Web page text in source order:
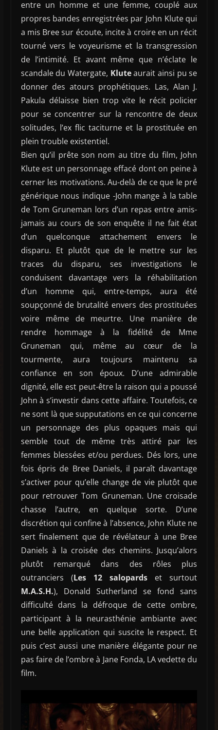
entre un homme et une femme, couplé aux
propres bandes enregistrées par John Klute qui
a mis Bree sur écoute, incite à croire en un récit
tourné vers le voyeurisme et la transgression
de l’intimité. Et avant même que n’éclate le
scandale du Watergate, Kluteaurait ainsi pu se
donner des atours prophétiques. Las, Alan J.
Pakula délaisse bien trop vite le récit policier
pour se concentrer sur la rencontre de deux
solitudes, l’ex flic taciturne et la prostituée en
plein trouble existentiel.
Bien qu’il prête son nom au titre du film, John
Klute est un personnage effacé dont on peine à
cerner les motivations. Au-delà de ce que le pré
générique nous indique -John mange à la table
de Tom Gruneman lors d’un repas entre amis-
jamais au cours de son enquête il ne fait état
d’un quelconque attachement envers le
disparu. Et plutôt que de le mettre sur les
traces du disparu, ses investigations le
conduisent davantage vers la réhabilitation
d’un homme qui, entre-temps, aura été
soupçonné de brutalité envers des prostituées
voire même de meurtre. Une manière de
rendre hommage à la fidélité de Mme
Gruneman qui, même au cœur de la
tourmente, aura toujours maintenu sa
confiance en son époux. D’une admirable
dignité, elle est peut-être la raison qui a poussé
John à s’investir dans cette affaire. Toutefois, ce
ne sont là que supputations en ce qui concerne
un personnage des plus opaques mais qui
semble tout de même très attiré par les
femmes blessées et/ou perdues. Dés lors, une
fois épris de Bree Daniels, il paraît davantage
s’activer pour qu’elle change de vie plutôt que
pour retrouver Tom Gruneman. Une croisade
chasse l’autre, en quelque sorte. D’une
discrétion qui confine à l’absence, John Klute ne
sert finalement que de révélateur à une Bree
Daniels à la croisée des chemins. Jusqu’alors
plutôt remarqué dans des rôles plus
outranciers (Les 12 salopards et surtout
M.A.S.H.), Donald Sutherland se fond sans
difficulté dans la défroque de cette ombre,
participant à la neurasthénie ambiante avec
une belle application qui suscite le respect. Et
puis c’est aussi une manière élégante pour ne
pas faire de l’ombre à Jane Fonda, LA vedette du
film.